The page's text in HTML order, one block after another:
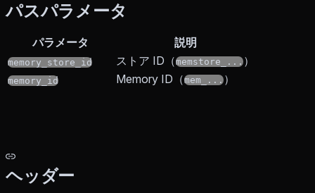
パスパラメータ
パラメータ 説明
memory_store_id ストア ID（memstore_...）
memory_id Memory ID（mem_...）
ヘッダー